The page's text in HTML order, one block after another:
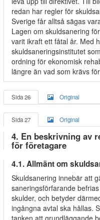
redan har regler för
Sverige får alltså sägas
Lagen om skuldsanering
varit ikraft ett fåtal år. Med
skuldsaneringsinstitutet
ordning för ekonomisk
längre än vad som krävs
Sida 26 Original
Sida 27 Original
4. En beskrivning av
för företagare
4.1. Allmänt om
Skuldsanering innebär att
saneringsförfarande
skulder, och betyder
ingångna avtal ska hållas.
tanken att grundläggande